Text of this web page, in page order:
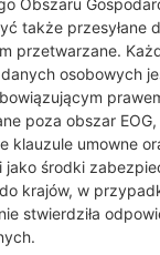
Obszaru
także przesyłane
przetwarzane.
danych osobowych
poza obszar
klauzule umowne
jako środki
krajów, w
stwierdziła